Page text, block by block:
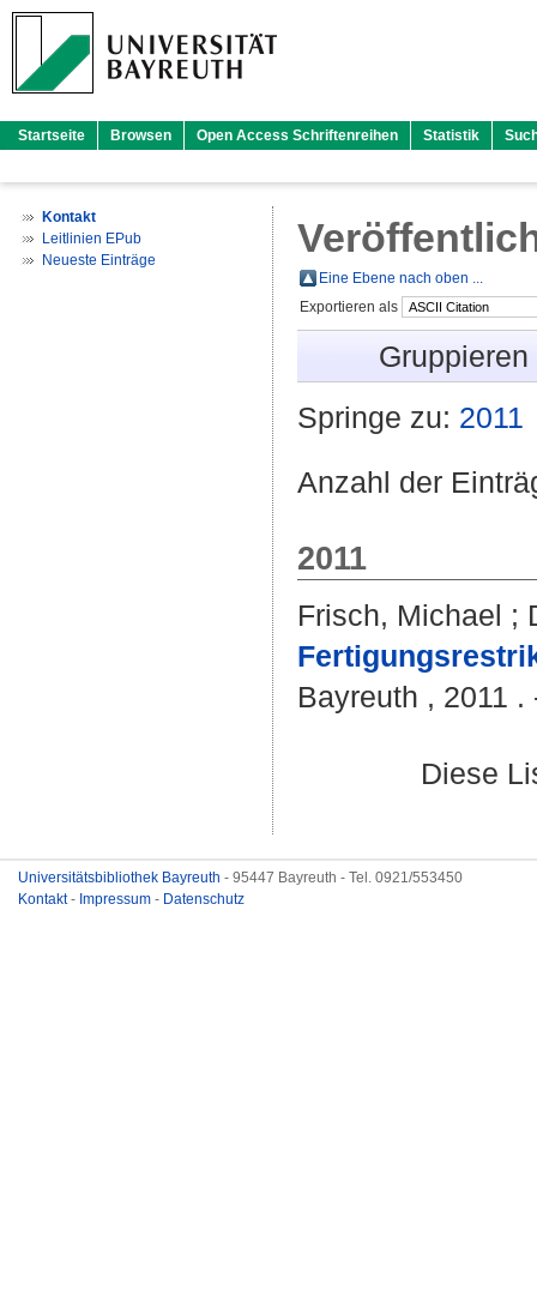
Startseite Browsen Open Access Schriftenreihen Statistik
Kontakt
Leitlinien EPub
Neueste Einträge
Eine Ebene nach oben ...
Exportieren als
Springe zu: 2011
Anzahl der
2011
Frisch, Michael ;
Bayreuth , 2011 .
Diese
Universitätsbibliothek Bayreuth - 95447 Bayreuth - Tel. 0921/553450
Kontakt- Impressum - Datenschutz